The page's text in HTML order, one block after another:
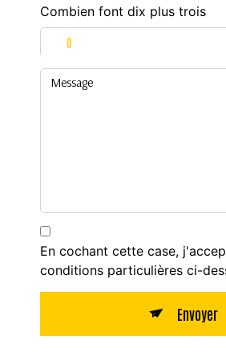
Combien font dix plus trois
En cochant cette case,
conditions particulières ci-
Envoyer